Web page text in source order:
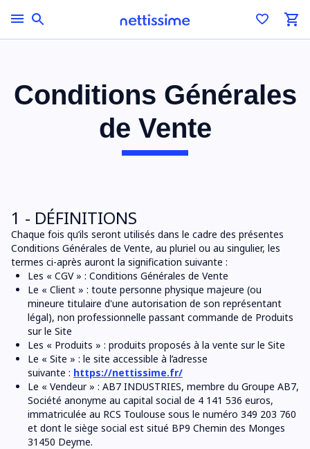
Conditions Générales
de Vente
1 - DÉFINITIONS
Chaque fois qu’ils seront utilisés dans le cadre des présentes
Conditions Générales de Vente, au pluriel ou au singulier, les
termes ci-après auront la signification suivante :
Les « CGV » : Conditions Générales de Vente
Le « Client » : toute personne physique majeure (ou
mineure titulaire d'une autorisation de son représentant
légal), non professionnelle passant commande de Produits
sur le Site
Les « Produits » : produits proposés à la vente sur le Site
Le « Site » : le site accessible à l’adresse
suivante : https://nettissime.fr/
Le « Vendeur » : AB7 INDUSTRIES, membre du Groupe AB7,
Société anonyme au capital social de 4 141 536 euros,
immatriculée au RCS Toulouse sous le numéro 349 203 760
et dont le siège social est situé BP9 Chemin des Monges
31450 Deyme.